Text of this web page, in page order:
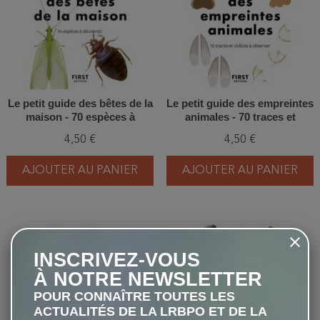
Le petit guide des bêtes de la
maison - 70 espèces à
4,50 €
AJOUTER AU PANIER
Le petit guide des empreintes
animales - 70 traces et
4,50 €
AJOUTER AU PANIER
favorite_border
INSCRIVEZ-VOUS
À NOTRE NEWSLETTER
POUR CONNAÎTRE TOUTES LES
ACTUALITÉS DE LA LRBPO ET DE LA